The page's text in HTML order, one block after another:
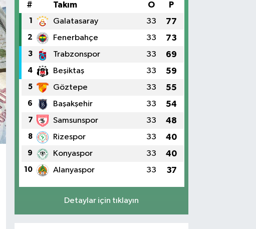
# Takım O P
1 Galatasaray 33 77
2 Fenerbahçe 33 73
3 Trabzonspor 33 69
4 Beşiktaş 33 59
5 Göztepe 33 55
6 Başakşehir 33 54
7 Samsunspor 33 48
8 Rizespor 33 40
9 Konyaspor 33 40
10 Alanyaspor 33 37
Detaylar için tıklayın